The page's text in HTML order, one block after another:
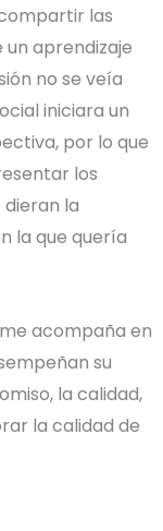
las
un aprendizaje
no se veía
iniciara un
por lo que
los
la
la que quería
acompaña en
su
la calidad,
la calidad de